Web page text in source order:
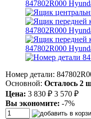
Номер детали:
Основной: Осталось 2
Цена: 3 830 ₽ 3 570 ₽
Вы экономите: -7%